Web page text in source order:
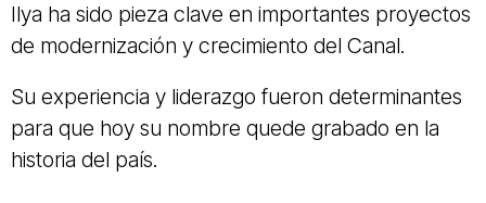
Ilya ha sido pieza clave en importantes proyectos
de modernización y crecimiento del Canal.
Su experiencia y liderazgo fueron determinantes
para que hoy su nombre quede grabado en la
historia del país.